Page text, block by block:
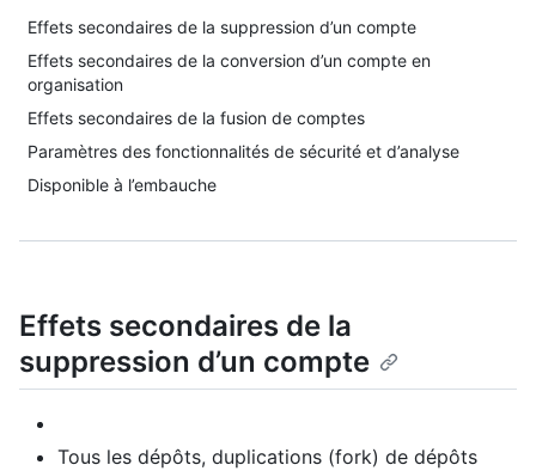
Effets secondaires de la suppression d’un compte
Effets secondaires de la conversion d’un compte en
organisation
Effets secondaires de la fusion de comptes
Paramètres des fonctionnalités de sécurité et d’analyse
Disponible à l’embauche
Effets secondaires de la
suppression d’un compte
Tous les dépôts, duplications (fork) de dépôts